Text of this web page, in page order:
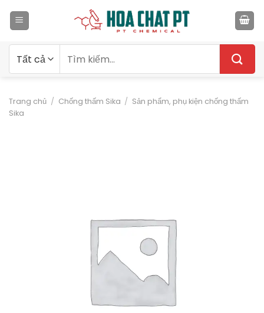
qua
kiếm:
Trang chủ / Chống thấm Sika / Sản phẩm, phụ kiện chống thấm
Sika